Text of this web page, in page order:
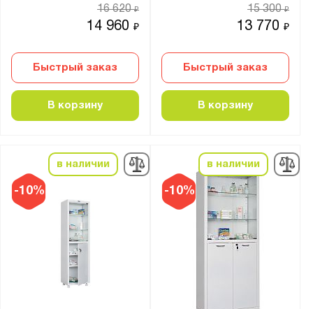
14 960₽
16 620₽
Быстрый заказ
В корзину
13 770₽
15 300₽
Быстрый заказ
В корзину
-10%
в наличии
-10%
в наличии
Нагрузка на полку, кг:
1 ключевой
Ключевой
Толщина: